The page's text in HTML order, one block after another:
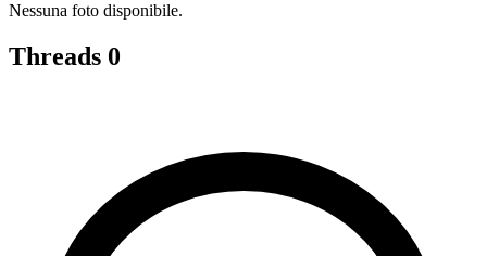
Nessuna foto disponibile.
Threads 0